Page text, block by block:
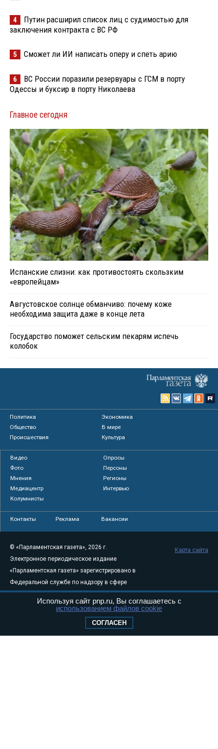
4
Путин расширил список лиц с судимостью для
заключения контракта с ВС РФ
5 Сможет ли ИИ написать оперу и спеть арию
6
ВС России поразили резервуары с ГСМ в порту
Одессы и буксир в порту Николаева
Главное сегодня
Испанские слизни: как противостоять скользким
«европейцам»
Августовское солнце обманчиво: почему коже
необходима защита даже в конце лета
Государство поможет сельским пекарям испечь
колобок
Политика
Экономика
Общество
В мире
Происшествия
Культура
Видео
Опросы
Фото
Персоны
Мнения
Регионы
Медиацентр
Интервью
Колумнисты
Контакты Реклама Вакансии
© «Парламентская газета», 2026 г.
Электронное периодическое издание
«Парламентская газета» зарегистрировано в
Федеральной службе по надзору в сфере
связи, информационных технологий и
массовых коммуникаций (Роскомнадзор) 05
Свидетельство о регистрации Эл № ФС77-
Карта сайта
Используя сайт pnp.ru, Вы соглашаетесь с
использованием файлов cookie
СОГЛАСЕН